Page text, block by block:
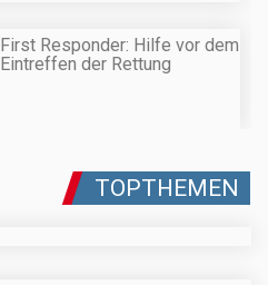
First Responder: Hilfe vor dem
Eintreffen der Rettung
TOPTHEMEN